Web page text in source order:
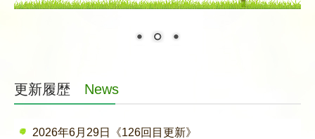
行事報告
求人情報
更新履歴 News
2026年6月29日《126回目更新》